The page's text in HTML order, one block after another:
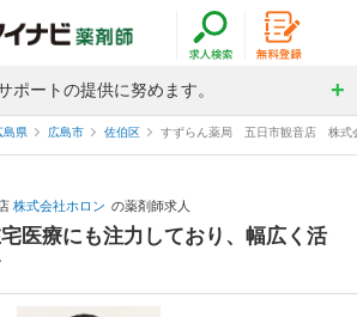
ポートの提供に努めます。
島県 広島市 佐伯区 すずらん薬局 五日市観音店 株式
株式会社ホロン の薬剤師求人
医療にも注力しており、幅広く活